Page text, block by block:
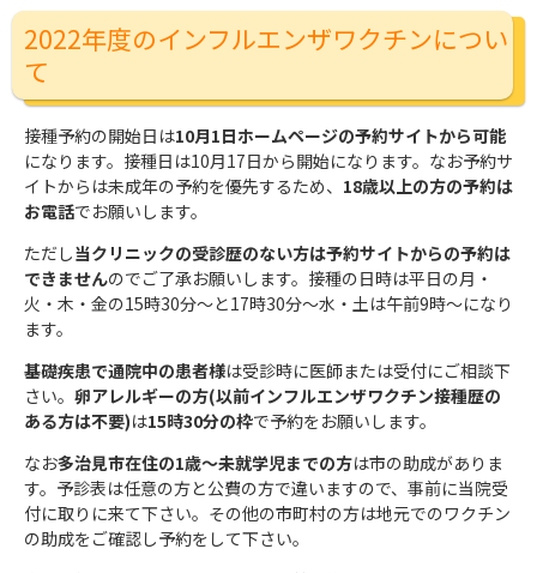
2022年度のインフルエンザワクチンについ
て
接種予約の開始日は10月1日ホームページの予約サイトから可能
になります。接種日は10月17日から開始になります。なお予約サ
イトからは未成年の予約を優先するため、 18歳以上の方の予約は
お電話でお願いします。
ただし当クリニックの受診歴のない方は予約サイトからの予約は
できませんのでご了承お願いします。接種の日時は平日の月・
火・木・金の15時30分〜と17時30分〜水・土は午前9時〜になり
ます。
基礎疾患で通院中の患者様は受診時に医師または受付にご相談下
さい。 卵アレルギーの方(以前インフルエンザワクチン接種歴の
ある方は不要)は15時30分の枠で予約をお願いします。
なお多治見市在住の1歳〜未就学児までの方は市の助成がありま
す。予診表は任意の方と公費の方で違いますので、事前に当院受
付に取りに来て下さい。その他の市町村の方は地元でのワクチン
の助成をご確認し予約をして下さい。